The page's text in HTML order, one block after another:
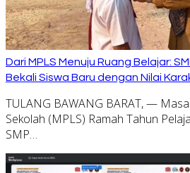
Dari MPLS Menuju Ruang Belajar:
Bekali Siswa Baru dengan Nilai
TULANG BAWANG BARAT, —
Sekolah (MPLS) Ramah Tahun
SMP…